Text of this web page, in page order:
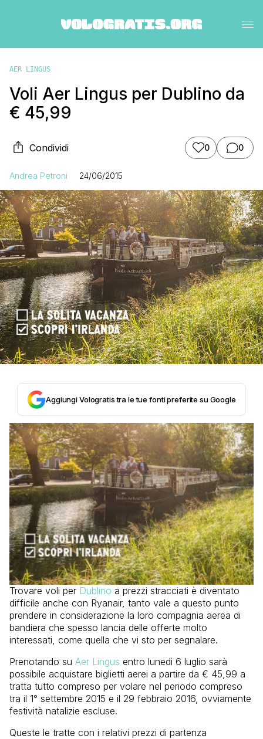
AER LINGUS
Voli Aer Lingus per Dublino da
€ 45,99
Condividi 0 0
Andrea Petroni 24/06/2015
Aggiungi Vologratis tra le tue fonti preferite su Google
Trovare voli per Dublino a prezzi stracciati è diventato
difficile anche con Ryanair, tanto vale a questo punto
prendere in considerazione la loro compagnia aerea di
bandiera che spesso lancia delle offerte molto
interessati, come quella che vi sto per segnalare.
Prenotando su Aer Lingus entro lunedì 6 luglio sarà
possibile acquistare biglietti aerei a partire da € 45,99 a
tratta tutto compreso per volare nel periodo compreso
tra il 1° settembre 2015 e il 29 febbraio 2016, ovviamente
festività natalizie escluse.
Queste le tratte con i relativi prezzi di partenza